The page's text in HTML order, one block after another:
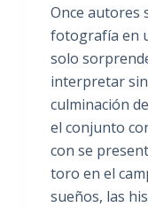
Once autores
fotografía en
solo
interpretar
culminación
el conjunto
con se
toro en el
sueños, las